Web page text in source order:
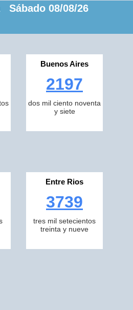
Sábado 08/08/26
Buenos Aires
2197
dos mil ciento noventa
y siete
Entre Rios
3739
tres mil setecientos
treinta y nueve